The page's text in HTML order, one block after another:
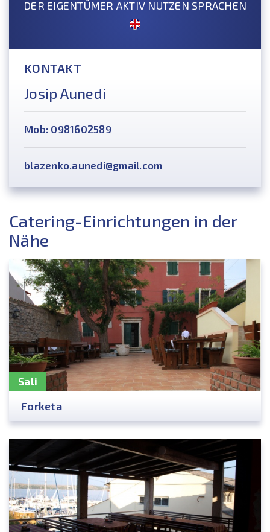
DER EIGENTÜMER AKTIV NUTZEN SPRACHEN
KONTAKT
Josip Aunedi
Mob: 0981602589
blazenko.aunedi@gmail.com
Catering-Einrichtungen in der
Nähe
Sali
Forketa